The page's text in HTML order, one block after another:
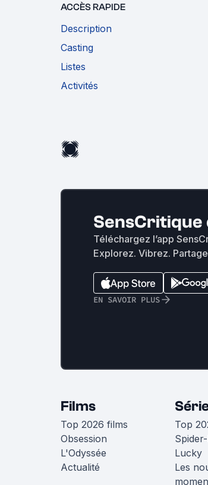
ACCÈS RAPIDE
Description
Casting
Listes
Activités
SensCritique
Téléchargez l’app
Explorez. Vibrez.
EN SAVOIR PLUS
Films
Top 2026 films
Obsession
L'Odyssée
Actualité
Top
Lucky
Les